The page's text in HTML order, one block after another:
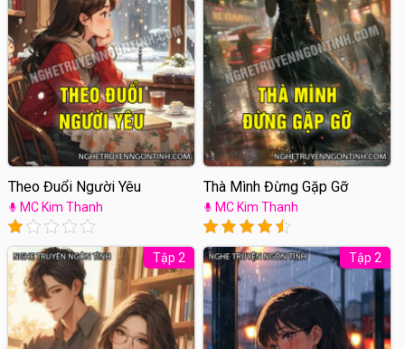
Theo Đuổi Người Yêu
MC Kim Thanh
Thà Mình Đừng Gặp Gỡ
MC Kim Thanh
Tập 2 Tập 2